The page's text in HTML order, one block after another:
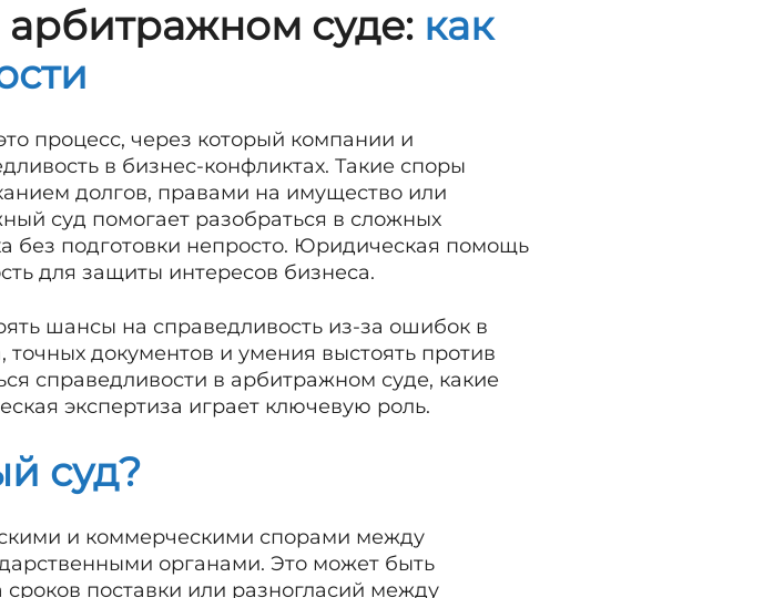
суде: как
процесс, через который компании и
в бизнес-конфликтах. Такие споры
долгов, правами на имущество или
суд помогает разобраться в сложных
без подготовки непросто. Юридическая помощь
для защиты интересов бизнеса.
шансы на справедливость из-за ошибок в
документов и умения выстоять против
справедливости в арбитражном суде, какие
экспертиза играет ключевую роль.
суд?
и коммерческими спорами между
органами. Это может быть
поставки или разногласий между